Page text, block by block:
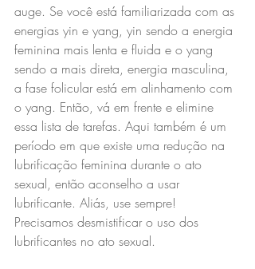
auge. Se você está familiarizada com as
energias yin e yang, yin sendo a energia
feminina mais lenta e fluida e o yang
sendo a mais direta, energia masculina,
a fase folicular está em alinhamento com
o yang. Então, vá em frente e elimine
essa lista de tarefas. Aqui também é um
período em que existe uma redução na
lubrificação feminina durante o ato
sexual, então aconselho a usar
lubrificante. Aliás, use sempre!
Precisamos desmistificar o uso dos
lubrificantes no ato sexual.